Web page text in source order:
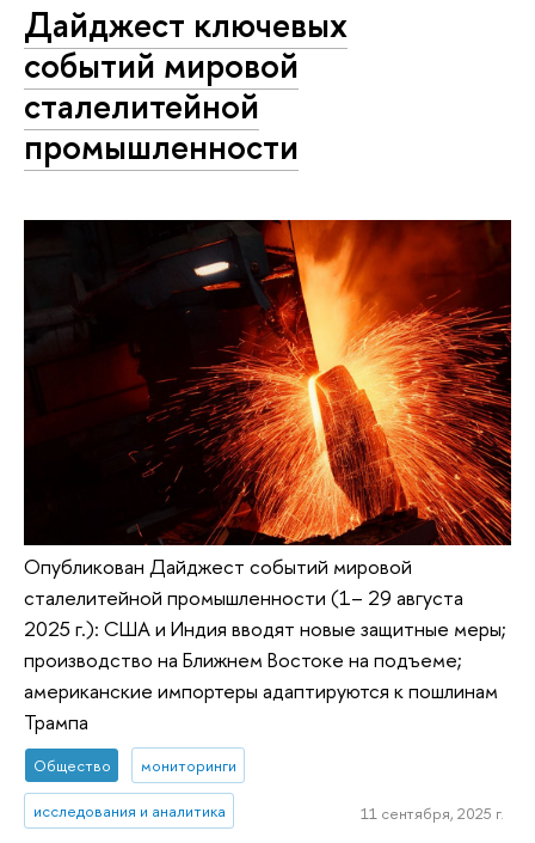
Дайджест ключевых
событий мировой
сталелитейной
промышленности
Опубликован Дайджест событий мировой
сталелитейной промышленности (1– 29 августа
2025 г.): США и Индия вводят новые защитные меры;
производство на Ближнем Востоке на подъеме;
американские импортеры адаптируются к пошлинам
Трампа
Общество мониторинги
исследования и аналитика 11 сентября, 2025 г.